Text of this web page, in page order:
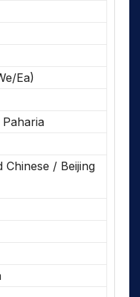
Ea)
Chinese / Beijing